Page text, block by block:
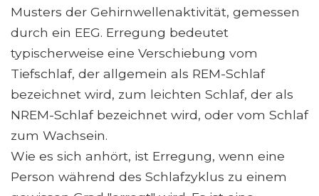
Musters der Gehirnwellenaktivität, gemessen
durch ein EEG. Erregung bedeutet
typischerweise eine Verschiebung vom
Tiefschlaf, der allgemein als REM-Schlaf
bezeichnet wird, zum leichten Schlaf, der als
NREM-Schlaf bezeichnet wird, oder vom Schlaf
zum Wachsein.
Wie es sich anhört, ist Erregung, wenn eine
Person während des Schlafzyklus zu einem